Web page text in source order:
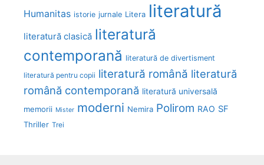
Humanitas istorie jurnale Litera literatură
literatură clasică literatură
contemporană literatură de divertisment
literatură pentru copii literatură română literatură
română contemporană literatură universală
memorii Mister moderni Nemira Polirom RAO SF
Thriller Trei